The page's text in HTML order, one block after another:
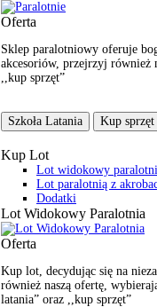
Oferta
Sklep paralotniowy oferuje
akcesoriów, przejrzyj również
,,kup sprzęt”
Szkoła Latania Kup sprzęt
Kup Lot
Lot widokowy
Lot paralotnią z
Dodatki
Lot Widokowy Paralotnia
Oferta
Kup lot, decydując się na
również naszą ofertę,
latania” oraz ,,kup sprzęt”